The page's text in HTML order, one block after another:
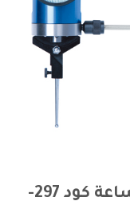
جهاز قياس سنتر الدائره بالساعة كود 297-